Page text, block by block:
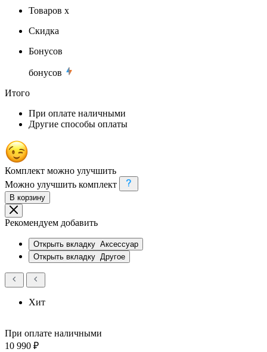
Товаров x
Скидка
Бонусов
бонусов
Итого
При оплате наличными
Другие способы оплаты
Комплект можно улучшить
Можно улучшить комплект
В корзину
Рекомендуем добавить
Открыть вкладку Аксессуар
Открыть вкладку Другое
Хит
При оплате наличными
10 990 ₽